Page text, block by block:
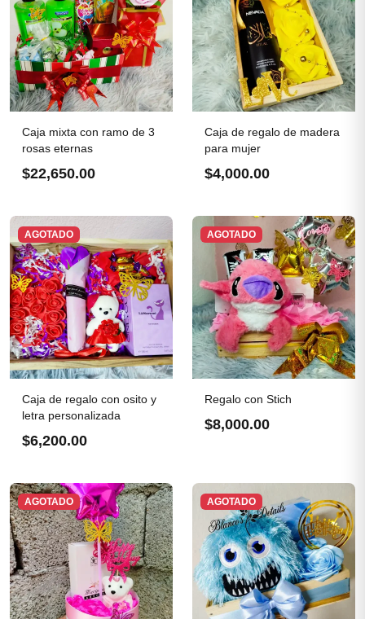
Caja mixta con ramo de 3
rosas eternas
$22,650.00
Caja de regalo de madera
para mujer
$4,000.00
AGOTADO
Caja de regalo con osito y
letra personalizada
$6,200.00
AGOTADO
Regalo con Stich
$8,000.00
AGOTADO AGOTADO